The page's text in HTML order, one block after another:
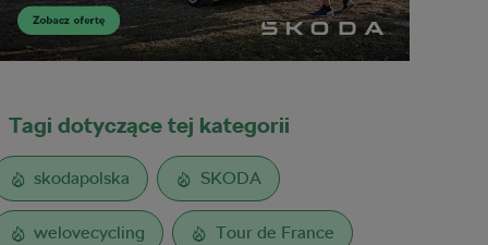
Tagi dotyczące tej kategorii
skodapolska SKODA
welovecycling Tour de France